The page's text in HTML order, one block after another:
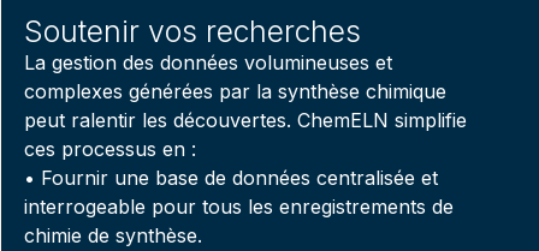
Soutenir vos recherches
La gestion des données volumineuses et
complexes générées par la synthèse chimique
peut ralentir les découvertes. ChemELN simplifie
ces processus en :
• Fournir une base de données centralisée et
interrogeable pour tous les enregistrements de
chimie de synthèse.